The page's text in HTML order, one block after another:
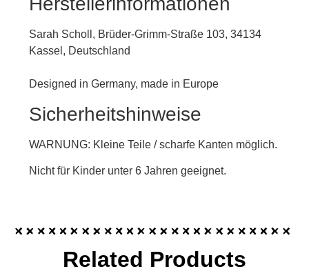
Sarah Scholl, Brüder-Grimm-Straße 103, 34134
Kassel, Deutschland
Designed in Germany, made in Europe
Sicherheitshinweise
WARNUNG: Kleine Teile / scharfe Kanten möglich.
Nicht für Kinder unter 6 Jahren geeignet.
Related Products